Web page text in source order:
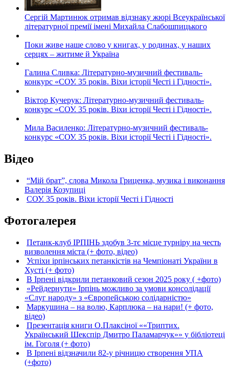
Сергій Мартинюк отримав відзнаку жюрі Всеукраїнської
літературної премії імені Михайла Слабошпицького
Поки живе наше слово у книгах, у родинах, у наших
серцях – житиме й Україна
Галина Сливка: Літературно-музичний фестиваль-
конкурс «СОУ. 35 років. Віхи історії Честі і Гідності».
Віктор Кучерук: Літературно-музичний фестиваль-
конкурс «СОУ. 35 років. Віхи історії Честі і Гідності».
Мила Василенко: Літературно-музичний фестиваль-
конкурс «СОУ. 35 років. Віхи історії Честі і Гідності».
Відео
“Мій брат”, слова Микола Гриценка, музика і виконання
Валерія Козупиці
СОУ. 35 років. Віхи історії Честі і Гідності
Фотогалерея
Петанк-клуб ІРПІНЬ здобув 3-тє місце турніру на честь
визволення міста (+ фото, відео)
Успіхи ірпінських петанкістів на Чемпіонаті України в
Хусті (+ фото)
В Ірпені відкрили петанковий сезон 2025 року ( +фото)
«Рейдернути» Ірпінь можливо за умови консолідації
«Слуг народу» з «Європейською солідарністю»
Маркушина – на волю, Карплюка – на нари! (+ фото,
відео)
Презентація книги О.Плаксіної ««Триптих.
Український Шекспір Дмитро Паламарчук»» у бібліотеці
ім. Гоголя (+ фото)
В Ірпені відзначили 82-у річницю створення УПА
(+фото)